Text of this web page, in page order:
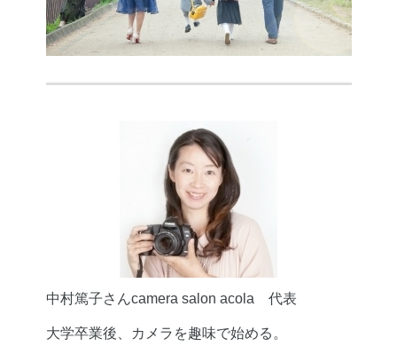
中村篤子さんcamera salon acola 代表
大学卒業後、カメラを趣味で始める。